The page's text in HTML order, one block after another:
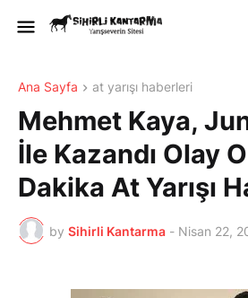
Ana Sayfa at yarışı haberleri
Mehmet Kaya,
İle Kazandı Olay
Dakika At Yarışı
by Sihirli Kantarma - Nisan 22,